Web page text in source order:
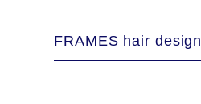
FRAMES hair design